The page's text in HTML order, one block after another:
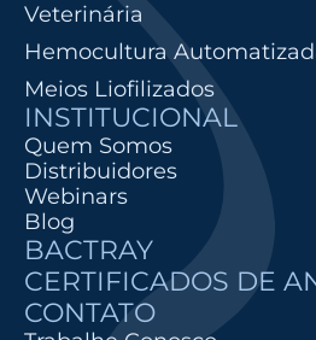
Veterinária
Hemocultura
Meios Liofilizados
INSTITUCIONAL
Quem Somos
Distribuidores
Webinars
Blog
BACTRAY
CERTIFICADOS DE
CONTATO